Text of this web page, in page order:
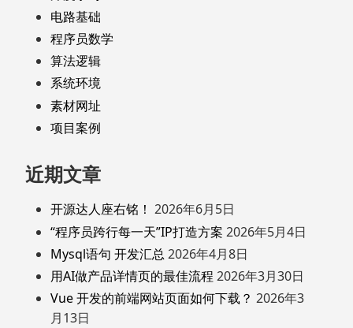
电路基础
程序员数学
算法逻辑
系统环境
素材网址
项目案例
近期文章
开源达人座右铭！ 2026年6月5日
“程序员跨行每一天”IP打造方案 2026年5月4日
Mysql语句 开发汇总 2026年4月8日
用AI做产品详情页的最佳流程 2026年3月30日
Vue 开发的前端网站页面如何下载？ 2026年3
月13日